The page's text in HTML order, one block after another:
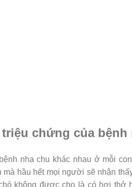
triệu chứng của
nha chu khác nhau ở mỗi
mà hầu hết mọi người sẽ nhận
không được cho là có hơi thở